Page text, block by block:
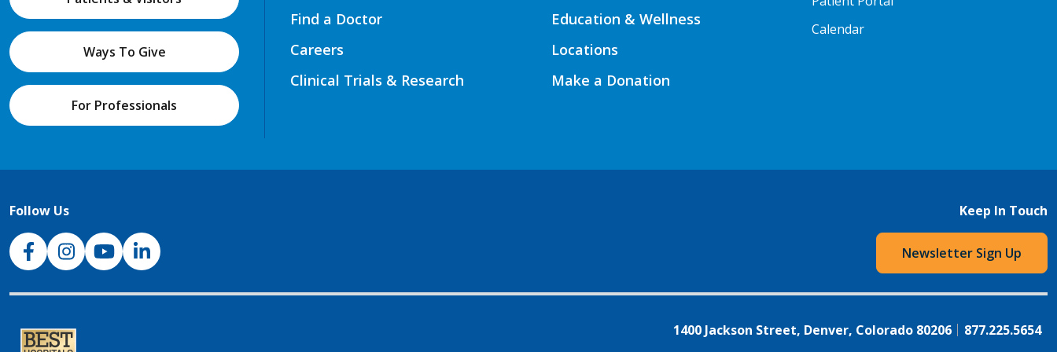
Ways To Give
For Professionals
Find a Doctor
Careers
Clinical Trials & Research
Education & Wellness
Locations
Make a Donation
Calendar
Follow Us
NJH Facebook
InstagramNJH YouTube
NJH LinkedIn
Keep In Touch
Newsletter Sign Up
1400 Jackson Street, Denver, Colorado 80206 877.225.5654